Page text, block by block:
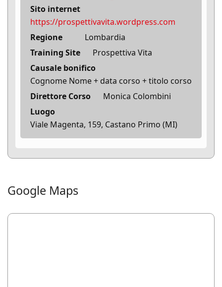
Sito internet
https://prospettivavita.wordpress.com
Regione
Lombardia
Training Site
Prospettiva Vita
Causale bonifico
Cognome Nome + data corso + titolo corso
Direttore Corso
Monica Colombini
Luogo
Viale Magenta, 159, Castano Primo (MI)
Google Maps